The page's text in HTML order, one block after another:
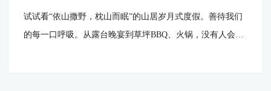
（连锁）房车营地
试试看“依山撒野，枕山而眠”的山居岁月式度假。善待我们
的每一口呼吸。从露台晚宴到草坪BBQ、火锅，没有人会拒